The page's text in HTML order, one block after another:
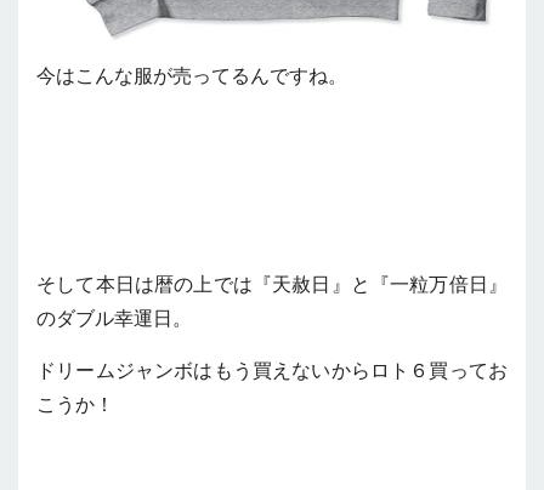
今はこんな服が売ってるんですね。
そして本日は暦の上では『天赦日』と『一粒万倍日』
のダブル幸運日。
ドリームジャンボはもう買えないからロト６買ってお
こうか！